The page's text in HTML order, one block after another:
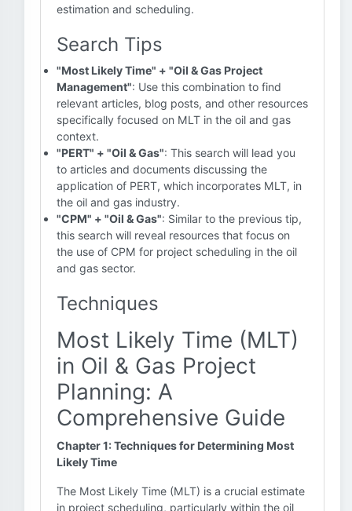
estimation and scheduling.
Search Tips
"Most Likely Time" + "Oil & Gas Project
Management": Use this combination to find
relevant articles, blog posts, and other resources
specifically focused on MLT in the oil and gas
context.
"PERT" + "Oil & Gas": This search will lead you
to articles and documents discussing the
application of PERT, which incorporates MLT, in
the oil and gas industry.
"CPM" + "Oil & Gas": Similar to the previous tip,
this search will reveal resources that focus on
the use of CPM for project scheduling in the oil
and gas sector.
Techniques
Most Likely Time (MLT)
in Oil & Gas Project
Planning: A
Comprehensive Guide
Chapter 1: Techniques for Determining Most
Likely Time
The Most Likely Time (MLT) is a crucial estimate
in project scheduling, particularly within the oil